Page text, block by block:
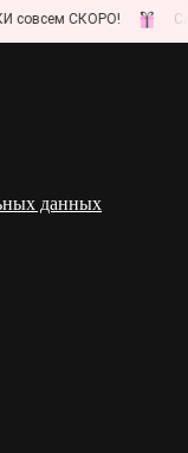
СКОРО!
данных